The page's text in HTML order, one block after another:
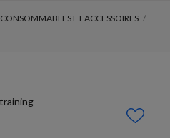
CONSOMMABLES ET ACCESSOIRES